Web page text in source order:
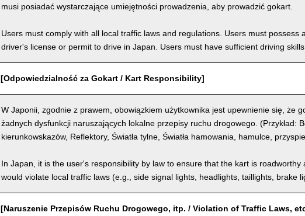
musi posiadać wystarczające umiejętności prowadzenia, aby prowadzić gokart.
Users must comply with all local traffic laws and regulations. Users must possess
driver's license or permit to drive in Japan. Users must have sufficient driving
[Odpowiedzialność za Gokart / Kart Responsibility]
W Japonii, zgodnie z prawem, obowiązkiem użytkownika jest upewnienie się, że
żadnych dysfunkcji naruszających lokalne przepisy ruchu drogowego. (Przykład:
kierunkowskazów, Reflektory, Światła tylne, Światła hamowania, hamulce,
In Japan, it is the user's responsibility by law to ensure that the kart is
would violate local traffic laws (e.g., side signal lights, headlights, taillights, brake
[Naruszenie Przepisów Ruchu Drogowego, itp. / Violation of Traffic Laws,